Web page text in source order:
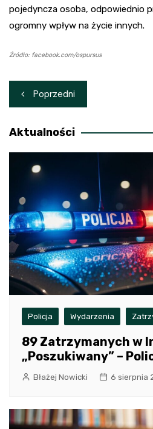
pojedyncza osoba, odpowiednio
ogromny wpływ na życie innych.
Źródło: facebook.com/ospursus
Nawigacja
wpisu
Poprzedni
Aktualności
Policja Wydarzenia
89 Zatrzymanych w
„Poszukiwany” –
Błażej Nowicki 6 sierpnia